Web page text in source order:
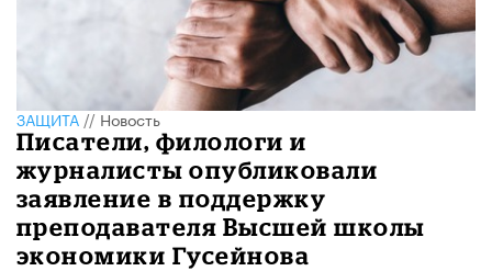
ЗАЩИТА//Новость
Писатели, филологи и
журналисты опубликовали
заявление в поддержку
преподавателя Высшей школы
экономики Гусейнова